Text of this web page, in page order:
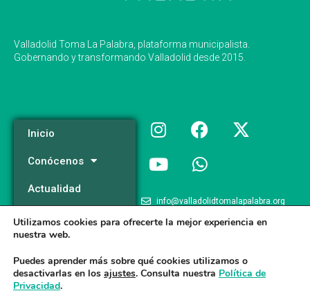
Valladolid Toma La Palabra, plataforma municipalista.
Gobernando y transformando Valladolid desde 2015.
Inicio
Conócenos
Actualidad
Programa
info@valladolidtomalapalabra.org
+34 983 426 124
Utilizamos cookies para ofrecerte la mejor experiencia en
nuestra web.
Puedes aprender más sobre qué cookies utilizamos o
desactivarlas en los ajustes. Consulta nuestra Política de
Privacidad.